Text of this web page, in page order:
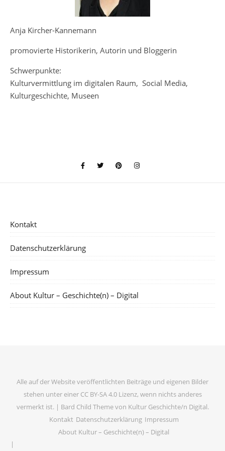
Anja Kircher-Kannemann
promovierte Historikerin, Autorin und Bloggerin
Schwerpunkte:
Kulturvermittlung im digitalen Raum, Social Media,
Kulturgeschichte, Museen
Kontakt
Datenschutzerklärung
Impressum
About Kultur – Geschichte(n) – Digital
Alle auf der Website veröffentlichten Beiträge und eigenen Bilder
stehen unter einer CC BY-SA 4.0 Lizenz, wenn nichts anderes
vermerkt ist. | Bard Child Theme von Kultur Geschichte/n Digital.
Kontakt Datenschutzerklärung Impressum
About Kultur – Geschichte(n) – Digital